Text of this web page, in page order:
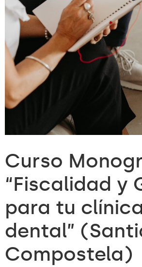
Curso
“Fiscalidad y
para tu clínica
dental”
Compostela)